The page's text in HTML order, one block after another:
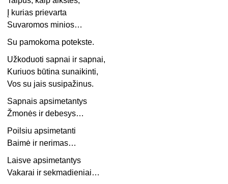
Į kurias prievarta
Suvaromos minios…
Su pamokoma potekste.
Užkoduoti sapnai ir sapnai,
Kuriuos būtina sunaikinti,
Vos su jais susipažinus.
Sapnais apsimetantys
Žmonės ir debesys…
Poilsiu apsimetanti
Baimė ir nerimas…
Laisve apsimetantys
Vakarai ir sekmadieniai…